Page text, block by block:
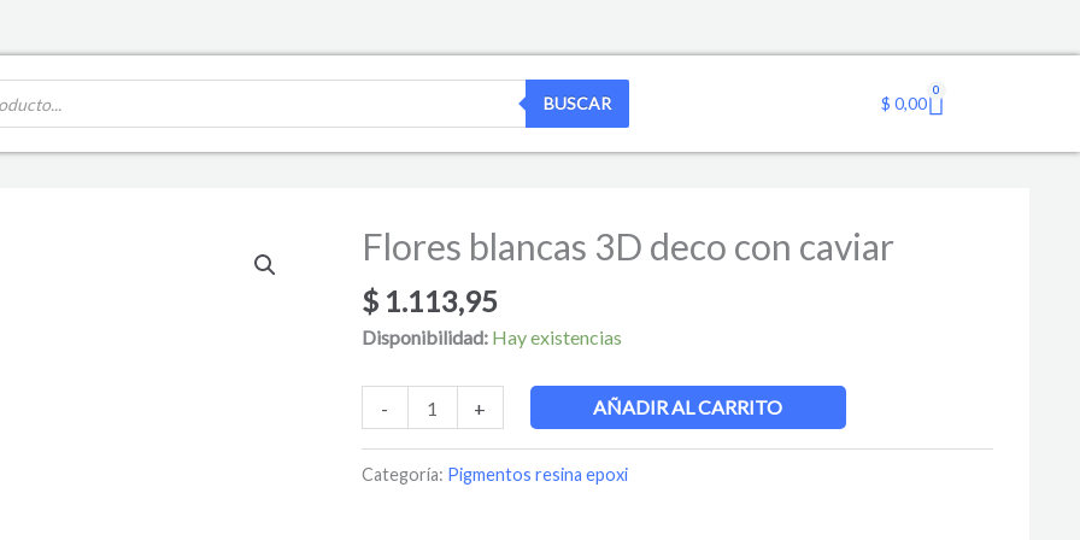
BUSCAR $ 0,00
0
Cart
Flores blancas 3D deco con caviar
$1.113,95
Disponibilidad: Hay existencias
-
Flores
blancas
3D
deco
caviar
cantidad
+ AÑADIR AL CARRITO
Categoría: Pigmentos resina epoxi